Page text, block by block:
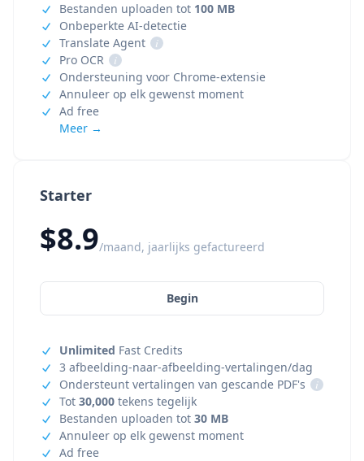
Starter
$8.9/maand, jaarlijks gefactureerd
Begin
Unlimited Fast Credits
3 afbeelding-naar-afbeelding-vertalingen/dag
Ondersteunt vertalingen van gescande PDF's
i
Tot 30,000 tekens tegelijk
Bestanden uploaden tot 30 MB
Annuleer op elk gewenst moment
Ad free
Bestanden uploaden tot 100 MB
Onbeperkte AI-detectie
Translate Agent
i
Pro OCR
i
Ondersteuning voor Chrome-extensie
Annuleer op elk gewenst moment
Ad free
Meer →